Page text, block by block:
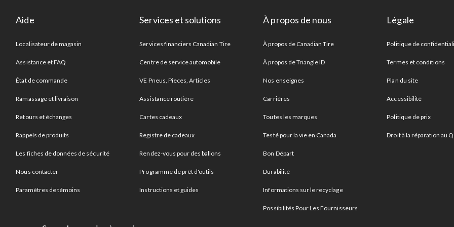
Aide
Localisateur de magasin
Assistance et FAQ
État de commande
Ramassage et livraison
Retours et échanges
Rappels de produits
Les fiches de données de sécurité
Nous contacter
Paramètres de témoins
Services et solutions
Services financiers Canadian Tire
Centre de service automobile
VE Pneus, Pieces, Articles
Assistance routière
Cartes cadeaux
Registre de cadeaux
Rendez-vous pour des ballons
Programme de prêt d'outils
Instructions et guides
À propos de nous
À propos de Canadian Tire
À propos de Triangle ID
Nos enseignes
Carrières
Toutes les marques
Testé pour la vie en Canada
Bon Départ
Durabilité
Informations sur le recyclage
Possibilités Pour Les Fournisseurs
Légale
Politique de
Termes et conditions
Plan du site
Accessibilité
Politique de prix
Droit à la réparation au